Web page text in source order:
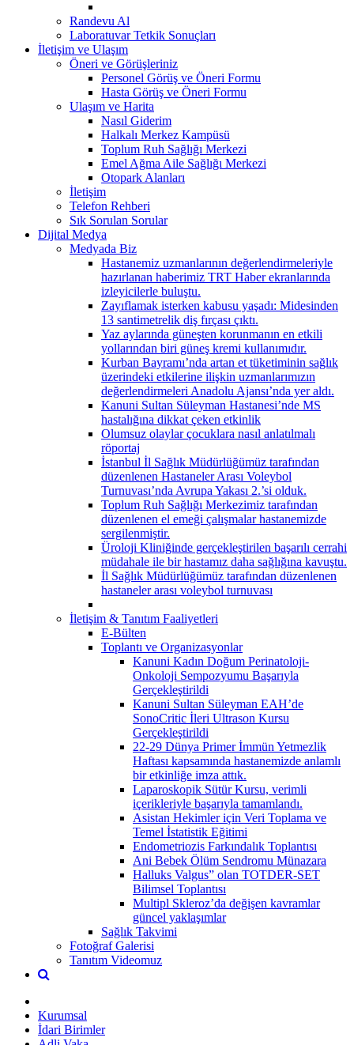
Randevu Al
Laboratuvar Tetkik Sonuçları
İletişim ve Ulaşım
Öneri ve Görüşleriniz
Personel Görüş ve Öneri Formu
Hasta Görüş ve Öneri Formu
Ulaşım ve Harita
Nasıl Giderim
Halkalı Merkez Kampüsü
Toplum Ruh Sağlığı Merkezi
Emel Ağma Aile Sağlığı Merkezi
Otopark Alanları
İletişim
Telefon Rehberi
Sık Sorulan Sorular
Dijital Medya
Medyada Biz
Hastanemiz uzmanlarının değerlendirmeleriyle
hazırlanan haberimiz TRT Haber ekranlarında
izleyicilerle buluştu.
Zayıflamak isterken kabusu yaşadı: Midesinden
13 santimetrelik diş fırçası çıktı.
Yaz aylarında güneşten korunmanın en etkili
yollarından biri güneş kremi kullanımıdır.
Kurban Bayramı’nda artan et tüketiminin sağlık
üzerindeki etkilerine ilişkin uzmanlarımızın
değerlendirmeleri Anadolu Ajansı’nda yer aldı.
Kanuni Sultan Süleyman Hastanesi’nde MS
hastalığına dikkat çeken etkinlik
Olumsuz olaylar çocuklara nasıl anlatılmalı
röportaj
İstanbul İl Sağlık Müdürlüğümüz tarafından
düzenlenen Hastaneler Arası Voleybol
Turnuvası’nda Avrupa Yakası 2.’si olduk.
Toplum Ruh Sağlığı Merkezimiz tarafından
düzenlenen el emeği çalışmalar hastanemizde
sergilenmiştir.
Üroloji Kliniğinde gerçekleştirilen başarılı cerrahi
müdahale ile bir hastamız daha sağlığına kavuştu.
İl Sağlık Müdürlüğümüz tarafından düzenlenen
hastaneler arası voleybol turnuvası
İletişim & Tanıtım Faaliyetleri
E-Bülten
Toplantı ve Organizasyonlar
Kanuni Kadın Doğum Perinatoloji-
Onkoloji Sempozyumu Başarıyla
Gerçekleştirildi
Kanuni Sultan Süleyman EAH’de
SonoCritic İleri Ultrason Kursu
Gerçekleştirildi
22-29 Dünya Primer İmmün Yetmezlik
Haftası kapsamında hastanemizde anlamlı
bir etkinliğe imza attık.
Laparoskopik Sütür Kursu, verimli
içerikleriyle başarıyla tamamlandı.
Asistan Hekimler için Veri Toplama ve
Temel İstatistik Eğitimi
Endometriozis Farkındalık Toplantısı
Ani Bebek Ölüm Sendromu Münazara
Halluks Valgus” olan TOTDER-SET
Bilimsel Toplantısı
Multipl Skleroz’da değişen kavramlar
güncel yaklaşımlar
Sağlık Takvimi
Fotoğraf Galerisi
Tanıtım Videomuz
Kurumsal
İdari Birimler